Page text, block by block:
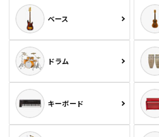
ベース
ドラム
キーボード